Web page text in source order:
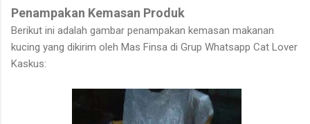
Penampakan Kemasan Produk
Berikut ini adalah gambar penampakan kemasan makanan
kucing yang dikirim oleh Mas Finsa di Grup Whatsapp Cat Lover
Kaskus: